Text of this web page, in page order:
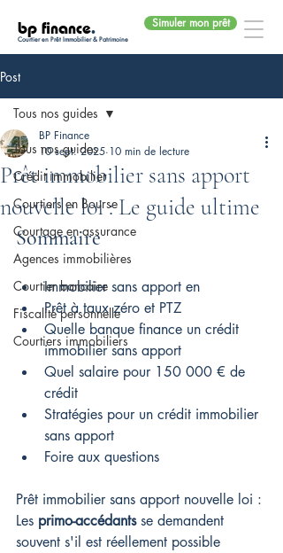
bp finance.
Courtier en Prêt Immobilier & Patrimoine
Simuler mon prêt
Post
Tous nos guides
Crédit immobilier
Courtiers en Bourse
Courtage en assurance
Agences immobilières
Courtier bancaire
Fiscalité personnelle
Courtiers immobiliers
Tous nos guides
Prêt immobilier sans apport
nouvelle loi : Le guide ultime
BP Finance
10 sept. 2025 10 min de lecture
Sommaire
Immobilier sans apport en
Prêt à taux zéro et PTZ
Quelle banque finance un crédit
immobilier sans apport
Quel salaire pour 150 000 € de
crédit
Stratégies pour un crédit immobilier
sans apport
Foire aux questions
Prêt immobilier sans apport nouvelle loi :
Les primo-accédants se demandent
souvent s'il est réellement possible